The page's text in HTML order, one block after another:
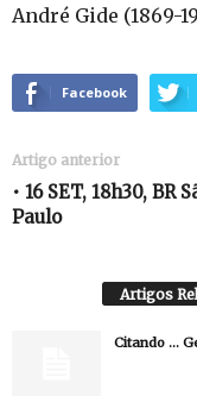
André Gide (1869-
Facebook
Artigo anterior
• 16 SET, 18h30, BR
Paulo
Artigos
Citando …